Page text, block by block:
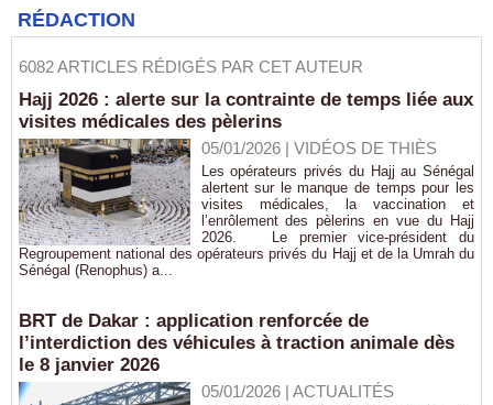
RÉDACTION
6082 ARTICLES RÉDIGÉS PAR CET AUTEUR
Hajj 2026 : alerte sur la contrainte de temps liée aux
visites médicales des pèlerins
05/01/2026| VIDÉOS DE THIÈS
Les opérateurs privés du Hajj au Sénégal
alertent sur le manque de temps pour les
visites médicales, la vaccination et
l’enrôlement des pèlerins en vue du Hajj
2026. Le premier vice-président du
Regroupement national des opérateurs privés du Hajj et de la Umrah du
Sénégal (Renophus) a...
BRT de Dakar : application renforcée de
l’interdiction des véhicules à traction animale dès
le 8 janvier 2026
05/01/2026| ACTUALITÉS